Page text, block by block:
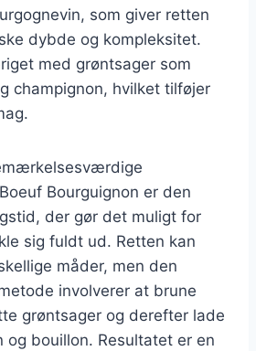
som giver retten
dybde og kompleksitet.
med grøntsager som
champignon, hvilket tilføjer
Bourguignon er den
der gør det muligt for
sig fuldt ud. Retten kan
måder, men den
involverer at brune
grøntsager og derefter lade
og bouillon. Resultatet er en